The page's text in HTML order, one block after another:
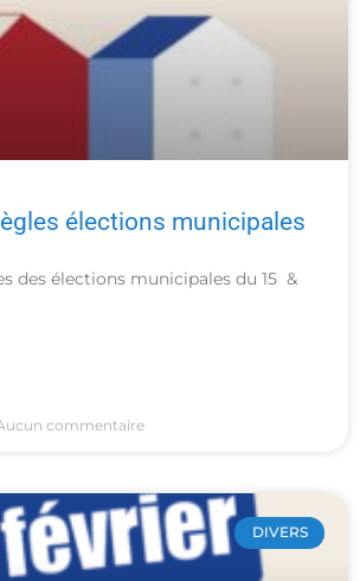
élections municipales
des élections municipales du 15 &
commentaire
DIVERS